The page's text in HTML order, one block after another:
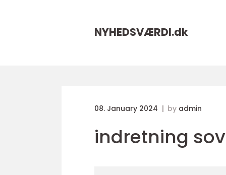
NYHEDSVÆRDI.dk
08. January 2024 by admin
indretning